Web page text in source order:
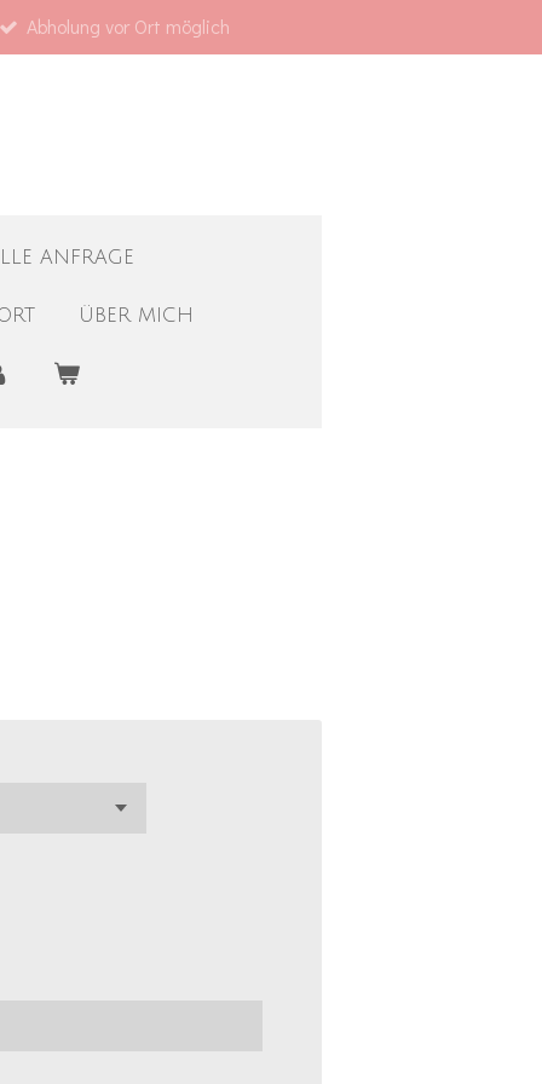
Abholung vor Ort möglich
ANFRAGE
ÜBER MICH